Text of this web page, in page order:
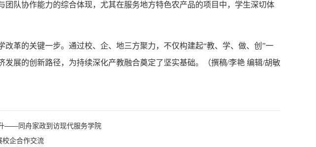
队协作能力的综合体现，尤其在服务地方特色农产品的项目中，学生深切体
革的关键一步。通过校、企、地三方聚力，不仅构建起“教、学、做、创”一
展的创新路径，为持续深化产教融合奠定了坚实基础。（撰稿/李艳 编辑/胡敏
——同舟家政到访现代服务学院
校企合作交流